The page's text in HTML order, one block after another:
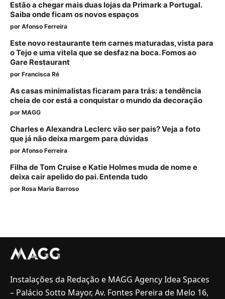
Estão a chegar mais duas lojas da Primark a Portugal.
Saiba onde ficam os novos espaços
por Afonso Ferreira
Este novo restaurante tem carnes maturadas, vista para
o Tejo e uma vitela que se desfaz na boca. Fomos ao
Gare Restaurant
por Francisca Ré
As casas minimalistas ficaram para trás: a tendência
cheia de cor está a conquistar o mundo da decoração
por MAGG
Charles e Alexandra Leclerc vão ser pais? Veja a foto
que já não deixa margem para dúvidas
por Afonso Ferreira
Filha de Tom Cruise e Katie Holmes muda de nome e
deixa cair apelido do pai. Entenda tudo
por Rosa Maria Barroso
Instalações da Redação e MAGG Agency Idea Spaces
– Palácio Sotto Mayor, Av. Fontes Pereira de Melo 16,